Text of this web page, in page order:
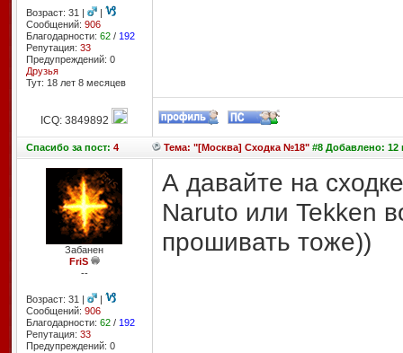
Возраст: 31 |
|
Сообщений: 906
Благодарности: 62/ 192
Репутация: 33
Предупреждений: 0
Друзья
Тут: 18 лет 8 месяцев
ICQ: 3849892
Спасибоза пост: 4 Тема: "[Москва] Сходка №18"#8 Добавлено: 12
Забанен
FriS
--
Возраст: 31 |
|
Сообщений: 906
Благодарности: 62/ 192
Репутация: 33
Предупреждений: 0
А давайте на
Naruto или Tekken
прошивать тоже))